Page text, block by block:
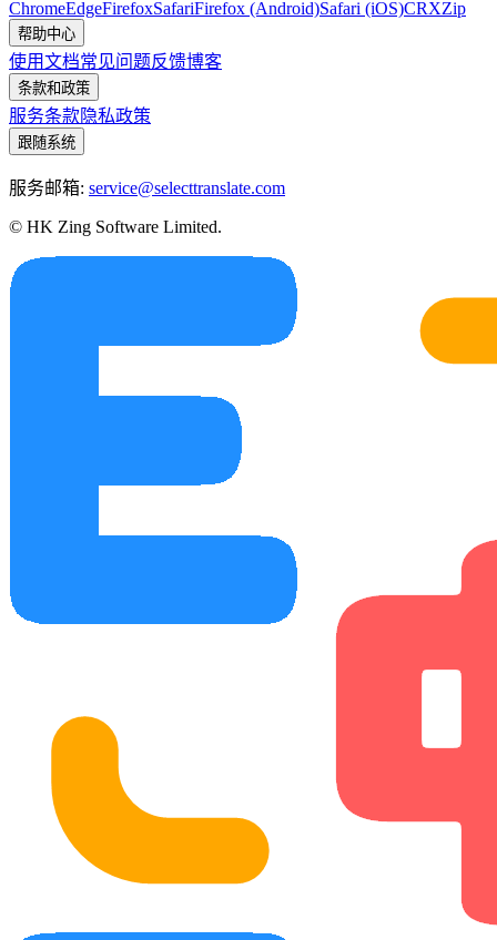
ChromeEdgeFirefoxSafariFirefox (Android)Safari (iOS)CRXZip
帮助中心
使用文档常见问题反馈博客
条款和政策
服务条款隐私政策
跟随系统
服务邮箱: service@selecttranslate.com
© HK Zing Software Limited.